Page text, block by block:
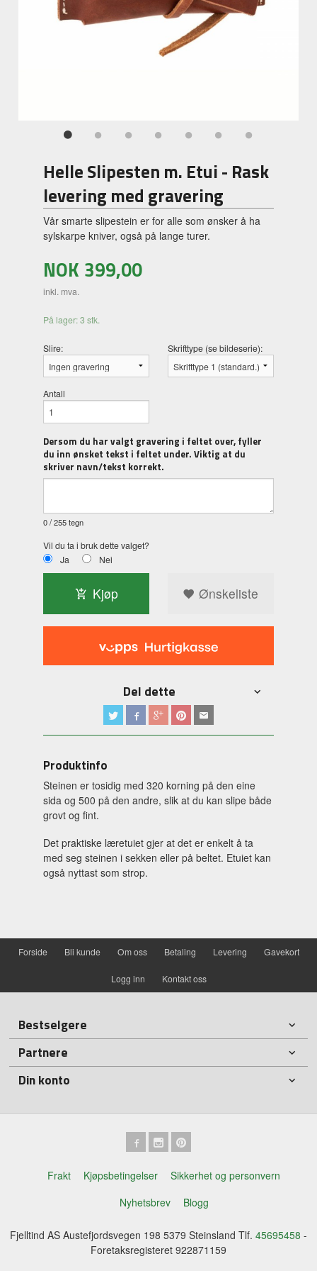
Helle Slipesten m. Etui - Rask
levering med gravering
Vår smarte slipestein er for alle som ønsker å ha
sylskarpe kniver, også på lange turer.
NOK 399,00
inkl. mva.
På lager: 3 stk.
Slire: Skrifttype (se bildeserie):
Antall
Dersom du har valgt gravering i feltet over, fyller
du inn ønsket tekst i feltet under. Viktig at du
skriver navn/tekst korrekt.
0/ 255 tegn
Vil du ta i bruk dette valget?
Ja
Nei
Kjøp Ønskeliste
Del dette
Produktinfo
Steinen er tosidig med 320 korning på den eine
sida og 500 på den andre, slik at du kan slipe både
grovt og fint.
Det praktiske læretuiet gjer at det er enkelt å ta
med seg steinen i sekken eller på beltet. Etuiet kan
også nyttast som strop.
Forside Bli kunde Om oss Betaling Levering Gavekort
Logg inn Kontakt oss
Bestselgere
Partnere
Din konto
Frakt Kjøpsbetingelser
Sikkerhet og personvern
Nyhetsbrev
Blogg
Fjelltind AS Austefjordsvegen 198 5379 Steinsland Tlf. 45695458 -
Foretaksregisteret 922871159